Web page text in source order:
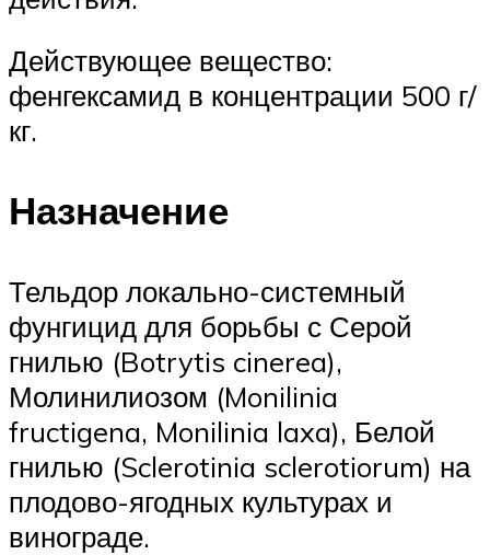
Действующее вещество:
фенгексамид в концентрации 500 г/
кг.
Назначение
Тельдор локально-системный
фунгицид для борьбы с Серой
гнилью (Botrytis cinerea),
Молинилиозом (Monilinia
fructigena, Monilinia laxa), Белой
гнилью (Sclerotinia sclerotiorum) на
плодово-ягодных культурах и
винограде.